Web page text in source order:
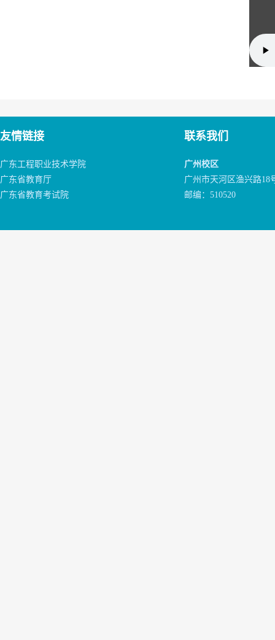
友情链接
广东工程职业技术学院
广东省教育厅
广东省教育考试院
联系我们
广州校区
广州市天河区渔兴路18
邮编：510520